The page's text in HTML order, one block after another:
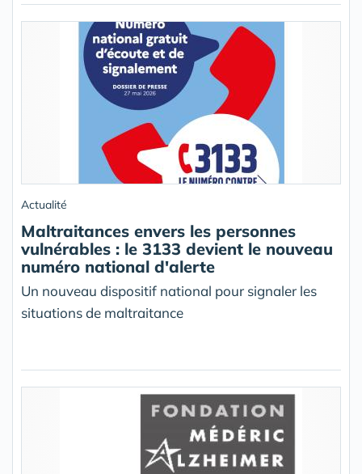
Actualité
Maltraitances envers les personnes
vulnérables : le 3133 devient le nouveau
numéro national d'alerte
Un nouveau dispositif national pour signaler les
situations de maltraitance